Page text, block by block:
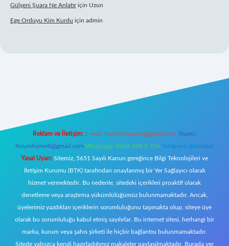
Gülşeni Şuara Ne Anlatıriçin Uzun
Ege Orduyu Kim Kurdu için admin
Reklam ve İletişim: E-mail: backlinkpaneli@gmail.com Teams:
forumhizmeti@gmail.com Whatsapp: 0262 606 0 726 Telegram: @karabul
Yasal Uyarı: Sitemiz, 5651 Sayılı Kanun gereğince Bilgi Teknolojileri ve
İletişim Kurumu (BTK) tarafından onaylanmış bir Yer Sağlayıcı olarak
hizmet vermektedir. Bu nedenle, sitedeki içerikleri proaktif olarak
denetleme veya araştırma yükümlülüğümüz bulunmamaktadır. Ancak,
üyelerimiz yazdıkları içeriklerin sorumluluğunu taşımakta olup, siteye üye
olarak bu sorumluluğu kabul etmiş sayılırlar. Bu internet sitesi, herhangi bir
marka, kurum veya şahıs şirketi ile hiçbir bağlantısı bulunmamaktadır.
Sitede yalnızca kendi hazırladığımız makaleler paylaşılmaktadır. Burada yer